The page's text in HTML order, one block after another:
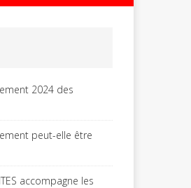
2024 des
peut-elle être
accompagne les